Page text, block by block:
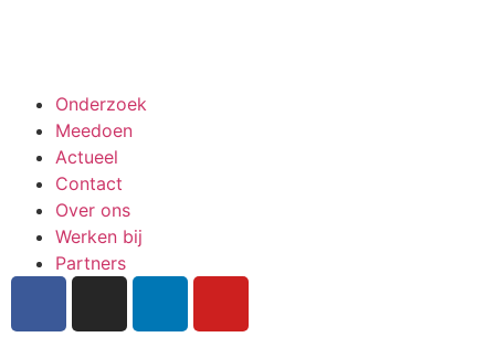
Onderzoek
Meedoen
Actueel
Contact
Over ons
Werken bij
Partners